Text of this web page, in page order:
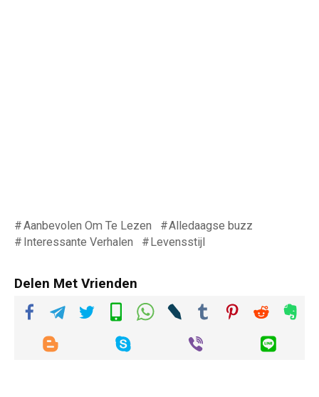
Aanbevolen Om Te Lezen
Alledaagse buzz
Interessante Verhalen
Levensstijl
Delen Met Vrienden